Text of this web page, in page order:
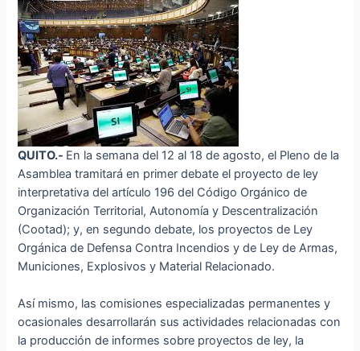
QUITO.- En la semana del 12 al 18 de agosto, el Pleno de la
Asamblea tramitará en primer debate el proyecto de ley
interpretativa del artículo 196 del Código Orgánico de
Organización Territorial, Autonomía y Descentralización
(Cootad); y, en segundo debate, los proyectos de Ley
Orgánica de Defensa Contra Incendios y de Ley de Armas,
Municiones, Explosivos y Material Relacionado.
Así mismo, las comisiones especializadas permanentes y
ocasionales desarrollarán sus actividades relacionadas con
la producción de informes sobre proyectos de ley, la